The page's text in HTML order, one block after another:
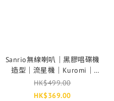
Sanrio無線喇叭｜黑膠唱碟機
造型｜流星機｜Kuromi｜
Hello Kitty｜玉桂狗｜付款後
5-10工作天發貨
HK$499.00
HK$369.00